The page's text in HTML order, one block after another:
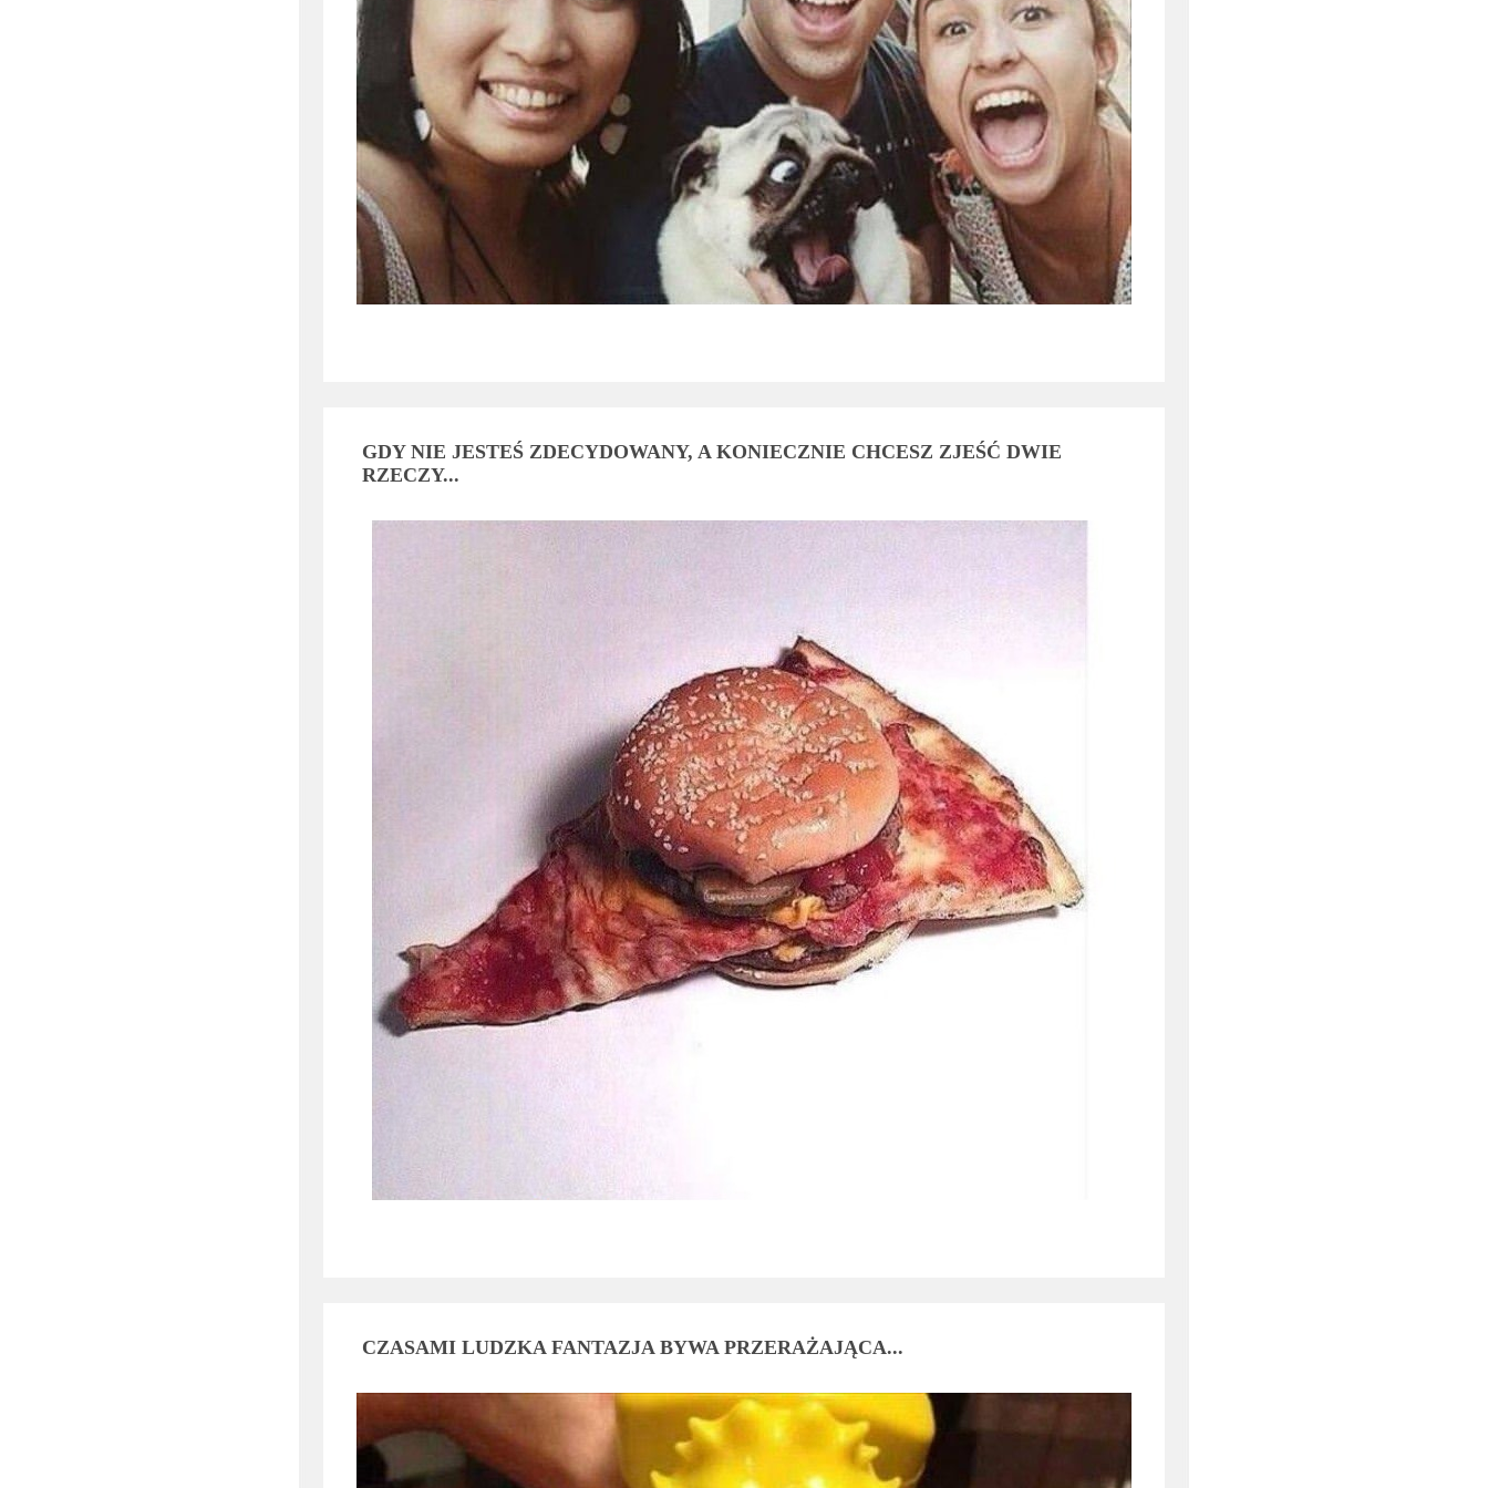
GDY NIE JESTEŚ ZDECYDOWANY, A KONIECZNIE CHCESZ ZJEŚĆ DWIE
RZECZY...
CZASAMI LUDZKA FANTAZJA BYWA PRZERAŻAJĄCA...